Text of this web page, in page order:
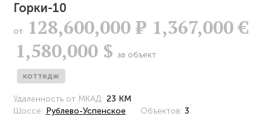
Горки-10
от 128,600,000Р 1,367,000 €
1,580,000 $ за объект
коттедж
Удаленность от МКАД: 23 КМ
Шоссе: Рублево-Успенское Объектов: 3